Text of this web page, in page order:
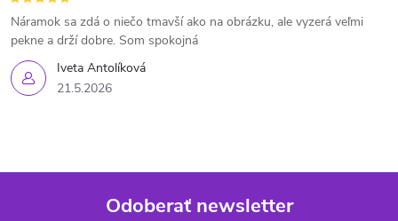
Iveta Antolíková
21.5.2026
Náramok sa zdá o niečo tmavší ako na obrázku, ale vyzerá veľmi
pekne a drží dobre. Som spokojná
Odoberať newsletter